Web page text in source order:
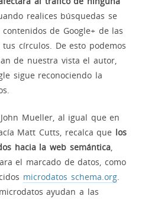
realices búsquedas se
de Google+ de las
círculos. De esto podemos
de nuestra vista el autor,
sigue reconociendo la
Mueller, al igual que en
Matt Cutts, recalca que los
hacia la web semántica,
el marcado de datos, como
microdatos schema.org.
ayudan a las